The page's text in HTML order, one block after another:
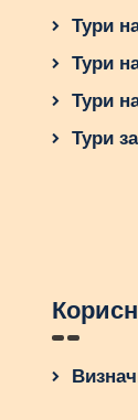
Тури
Тури
Тури
Тури